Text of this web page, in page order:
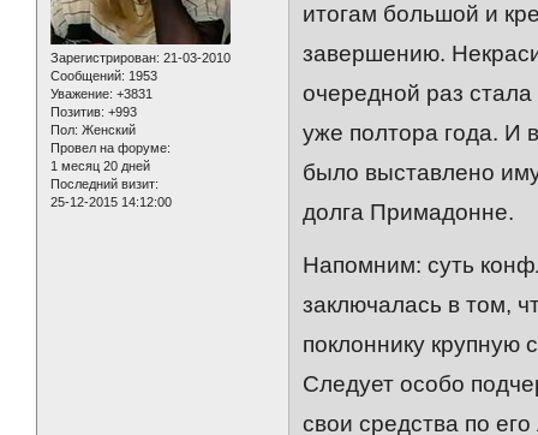
Зарегистрирован: 21-03-2010
Сообщений: 1953
Уважение: +3831
Позитив: +993
Пол: Женский
Провел на форуме:
1 месяц 20 дней
Последний визит:
25-12-2015 14:12:00
итогам большой и
завершению.
очередной раз
уже полтора года. И
было выставлено
долга Примадонне.
Напомним: суть
заключалась в том,
поклоннику крупную
Следует особо
свои средства по